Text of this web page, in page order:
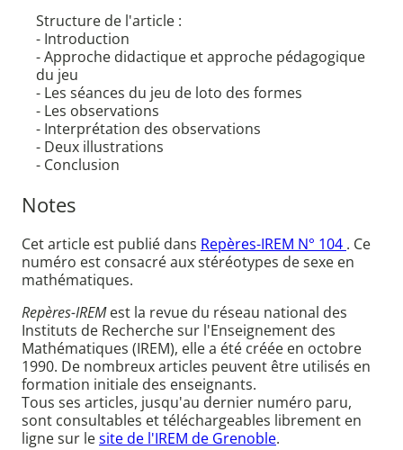
Structure de l'article :
- Introduction
- Approche didactique et approche pédagogique
du jeu
- Les séances du jeu de loto des formes
- Les observations
- Interprétation des observations
- Deux illustrations
- Conclusion
Notes
Cet article est publié dans Repères-IREM N° 104 . Ce
numéro est consacré aux stéréotypes de sexe en
mathématiques.
Repères-IREMest la revue du réseau national des
Instituts de Recherche sur l'Enseignement des
Mathématiques (IREM), elle a été créée en octobre
1990. De nombreux articles peuvent être utilisés en
formation initiale des enseignants.
Tous ses articles, jusqu'au dernier numéro paru,
sont consultables et téléchargeables librement en
ligne sur lesite de l'IREM de Grenoble.